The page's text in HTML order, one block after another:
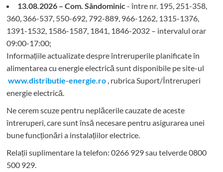
13.08.2026 – Com. Sândominic - între nr. 195, 251-358,
360, 366-537, 550-692, 792-889, 966-1262, 1315-1376,
1391-1532, 1586-1587, 1841, 1846-2032 – intervalul orar
09:00-17:00;
Informațiile actualizate despre întreruperile planificate în
alimentarea cu energie electrică sunt disponibile pe site-ul
www.distributie-energie.ro , rubrica Suport/Întreruperi
energie electrică.
Ne cerem scuze pentru neplăcerile cauzate de aceste
întreruperi, care sunt însă necesare pentru asigurarea unei
bune funcționări a instalațiilor electrice.
Relații suplimentare la telefon: 0266 929 sau telverde 0800
500 929.